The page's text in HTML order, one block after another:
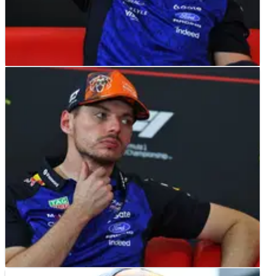
29/07/26
Red Bull Dilaporkan Menawarkan Kontrak Baru
untuk Max Verstappen